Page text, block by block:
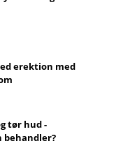
erektion med
tør hud -
behandler?